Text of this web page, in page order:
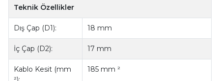
Teknik Özellikler
Dış Çap (D1): 18 mm
İç Çap (D2): 17 mm
Kablo Kesit (mm
185 mm ²